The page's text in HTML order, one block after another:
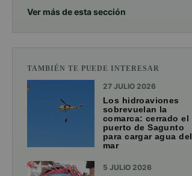
Ver más de esta sección
TAMBIÉN TE PUEDE INTERESAR
27 JULIO 2026
Los hidroaviones
sobrevuelan la
comarca: cerrado el
puerto de Sagunto
para cargar agua del
mar
5 JULIO 2026